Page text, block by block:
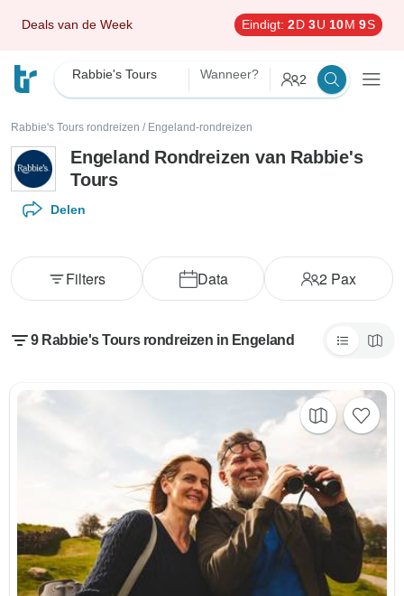
Deals van de Week Eindigt: 2D 3U 10M 8S
Rabbie's Tours Wanneer? 2
Rabbie's Tours rondreizen / Engeland-rondreizen
Engeland Rondreizen van Rabbie's
Tours
Delen
Data 2 Pax
Filters
9 Rabbie's Tours rondreizen in Engeland